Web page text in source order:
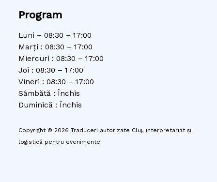
Program
Luni – 08:30 – 17:00
Marți : 08:30 – 17:00
Miercuri : 08:30 – 17:00
Joi : 08:30 – 17:00
Vineri : 08:30 – 17:00
Sâmbătă : Închis
Duminică : Închis
Copyright © 2026 Traduceri autorizate Cluj, interpretariat și
logistică pentru evenimente